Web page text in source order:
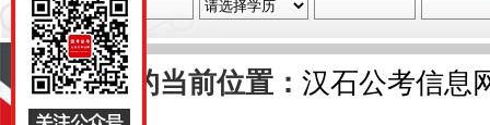
导航 您的当前位置： 汉石公考信息